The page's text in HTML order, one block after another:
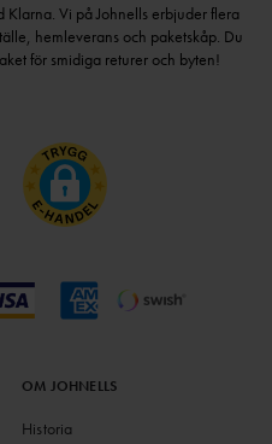
Klarna. Vi på Johnells erbjuder flera
hemleverans och paketskåp. Du
för smidiga returer och byten!
OM JOHNELLS
Historia